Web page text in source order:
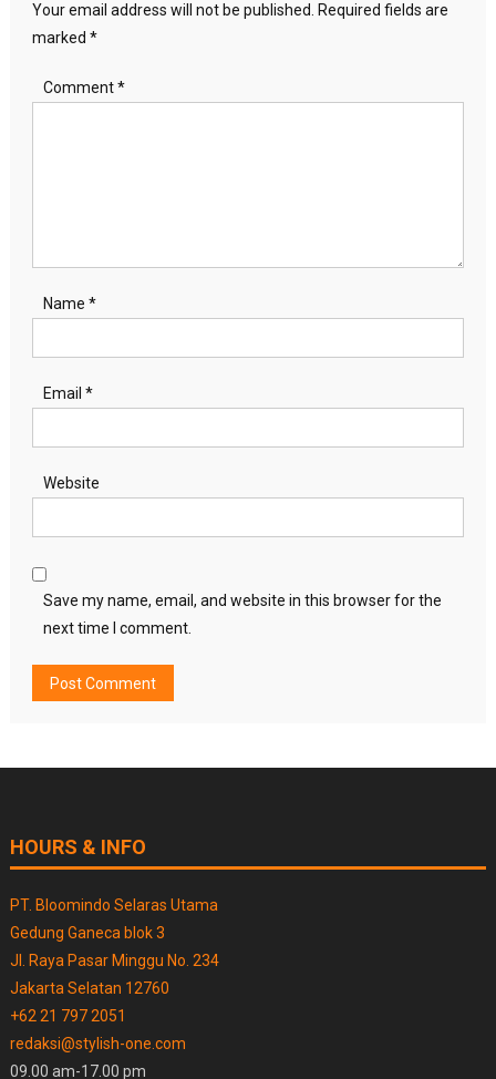
Your email address will not be published.
Required fields are
marked *
Comment*
Name *
Email *
Website
Save my name, email, and website in this browser for the
next time I comment.
HOURS & INFO
PT. Bloomindo Selaras Utama
Gedung Ganeca blok 3
Jl. Raya Pasar Minggu No. 234
Jakarta Selatan 12760
+62 21 797 2051
redaksi@stylish-one.com
09.00 am-17.00 pm